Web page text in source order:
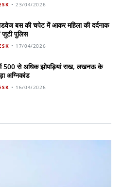
23/04/2026
बस की चपेट में आकर महिला की दर्दनाक
पुलिस
17/04/2026
में 500 से अधिक झोपड़ियां राख, लखनऊ के
अग्निकांड
16/04/2026